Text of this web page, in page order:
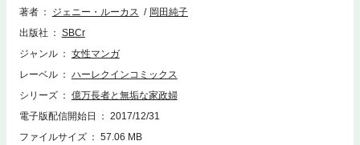
しつけ荒々しく唇を奪った！ふたりは欲望のままに結ばれる。が、やがて
著者 ジェニー・ルーカス
岡田純子
出版社
SBCr
ジャンル
女性マンガ
レーベル
ハーレクインコミックス
シリーズ
億万長者と無垢な家政婦
電子版配信開始日
2017/12/31
ファイルサイズ
57.06 MB